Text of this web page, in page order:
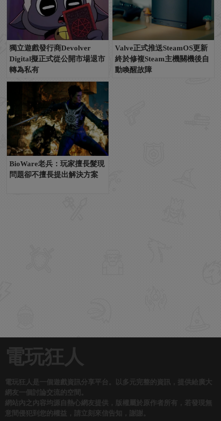
獨立遊戲發行商Devolver
Digital擬正式從公開市場退市
轉為私有
Valve正式推送SteamOS更新
終於修複Steam主機關機後自
動喚醒故障
BioWare老兵：玩家擅長髮現
問題卻不擅長提出解決方案
電玩狂人
電玩狂人是一個遊戲資訊分享平台。以多元完整的資訊，提供給廣大
網友一個討論交流的空間。
網站內之內容均源自熱心網友提供，版權屬於原作者所有，若發現無
意間侵犯到您的權益，請立刻來信告知，謝謝。